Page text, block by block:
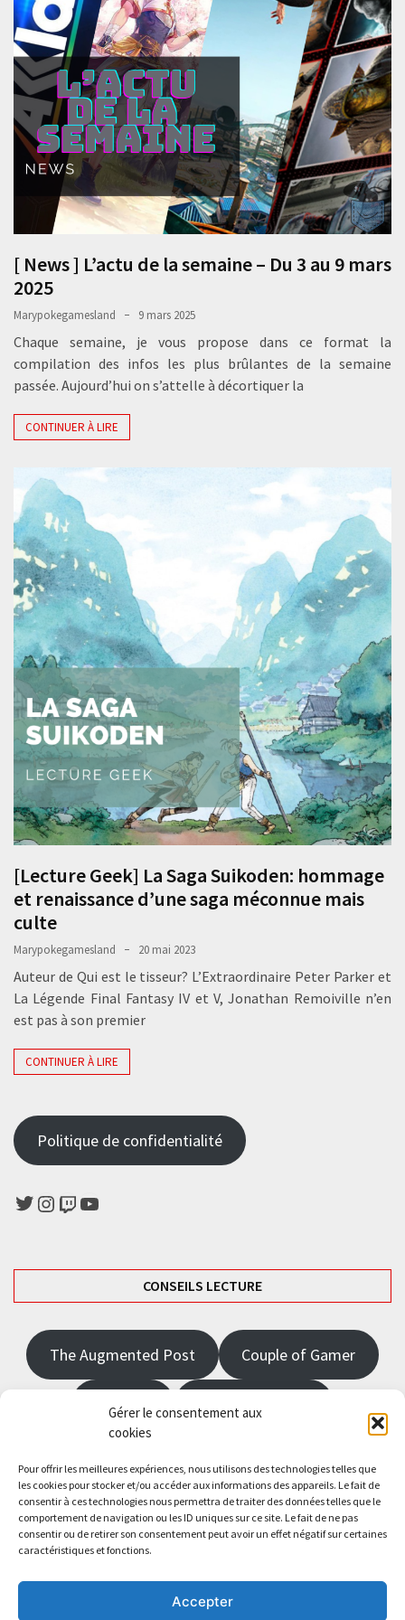
Gérer le consentement aux
cookies
Pour offrir les meilleures expériences, nous utilisons des technologies telles que
les cookies pour stocker et/ou accéder aux informations des appareils. Le fait de
consentir à ces technologies nous permettra de traiter des données telles que le
comportement de navigation ou les ID uniques sur ce site. Le fait de ne pas
consentir ou de retirer son consentement peut avoir un effet négatif sur certaines
caractéristiques et fonctions.
Accepter
[ News ] L’actu de la semaine – Du 3 au 9 mars
2025
Marypokegamesland 9 mars 2025
Chaque semaine, je vous propose dans ce format la
compilation des infos les plus brûlantes de la semaine
passée. Aujourd’hui on s’attelle à décortiquer la
CONTINUER À LIRE
[Lecture Geek] La Saga Suikoden: hommage
et renaissance d’une saga méconnue mais
culte
Marypokegamesland 20 mai 2023
Auteur de Qui est le tisseur? L’Extraordinaire Peter Parker et
La Légende Final Fantasy IV et V, Jonathan Remoiville n’en
est pas à son premier
CONTINUER À LIRE
Politique de confidentialité
Twitter
Instagram
TwitchYouTube
CONSEILS LECTURE
The Augmented Post Couple of Gamer
JRPGFR State of Gaming
Saisissez votre adresse e-mail…
Abonnez-vous